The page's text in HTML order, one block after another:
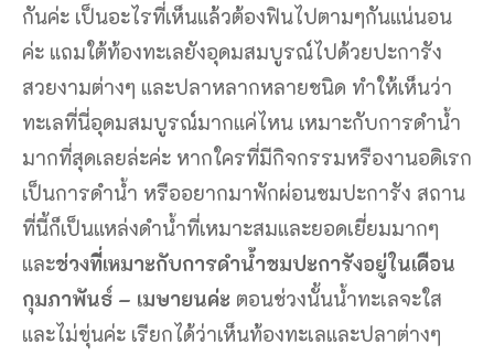
กันค่ะ เป็นอะไรที่เห็นแล้วต้องฟินไปตามๆกันแน่นอน
ค่ะ แถมใต้ท้องทะเลยังอุดมสมบูรณ์ไปด้วยปะการัง
สวยงามต่างๆ และปลาหลากหลายชนิด ทำให้เห็นว่า
ทะเลที่นี่อุดมสมบูรณ์มากแค่ไหน เหมาะกับการดำน้ำ
มากที่สุดเลยล่ะค่ะ หากใครที่มีกิจกรรมหรืองานอดิเรก
เป็นการดำน้ำ หรืออยากมาพักผ่อนชมปะการัง สถาน
ที่นี้ก็เป็นแหล่งดำน้ำที่เหมาะสมและยอดเยี่ยมมากๆ
และช่วงที่เหมาะกับการดำน้ำชมปะการังอยู่ในเดือน
กุมภาพันธ์ ­– เมษายนค่ะ ตอนช่วงนั้นน้ำทะเลจะใส
และไม่ขุ่นค่ะ เรียกได้ว่าเห็นท้องทะเลและปลาต่างๆ